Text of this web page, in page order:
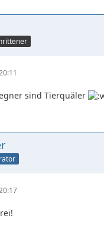
sind Tierquäler